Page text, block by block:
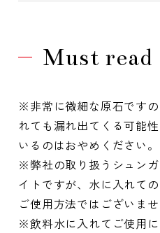
Must read
※非常に微細な原石です
れても漏れ出てくる可能
いるのはおやめください。
※弊社の取り扱うシュン
イトですが、水に入れて
ご使用方法ではございませ
※飲料水に入れてご使用